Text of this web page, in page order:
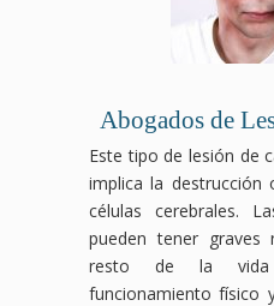
Abogados de
Este tipo de lesión de
implica la destrucción
células cerebrales.
pueden tener graves
resto de la
funcionamiento físico